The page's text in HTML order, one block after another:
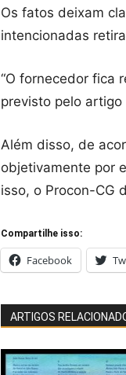
Os fatos deixam
intencionadas
“O fornecedor fica
previsto pelo artigo
Além disso, de
objetivamente por
isso, o Procon-CG
Compartilhe isso:
Facebook
ARTIGOS